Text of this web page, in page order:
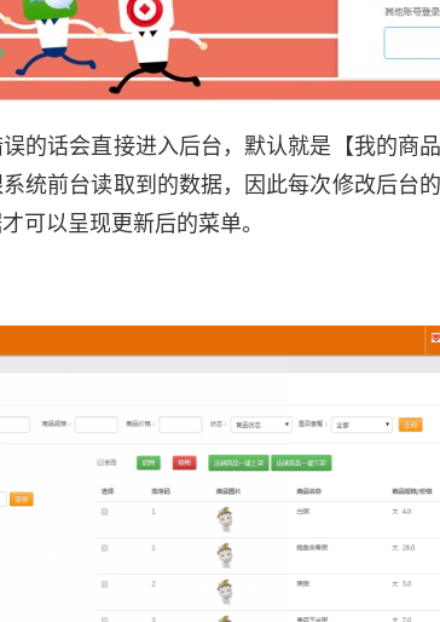
的话会直接进入后台，默认就是【我的商
统前台读取到的数据，因此每次修改后台
可以呈现更新后的菜单。